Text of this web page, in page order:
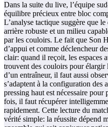
Dans la suite du live, l’équipe
équilibre précieux entre bloc
L’analyse tactique suggère que
arrière robuste et un milieu
par les couloirs. Le fait que Son
d’appui et comme déclencheur
clair: quand il reçoit, les espaces
trouvent des couloirs pour
d’un entraîneur, il faut aussi
s’adaptent à la configuration des
pressing haut est nécessaire pour
fois, il faut récupérer
rapidement. Cette lecture du
vérité simple: la réussite dépend